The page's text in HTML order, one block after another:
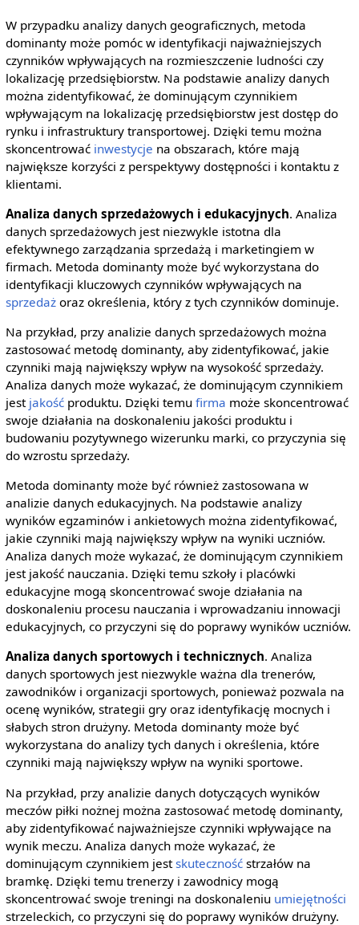
W przypadku analizy danych geograficznych, metoda
dominanty może pomóc w identyfikacji najważniejszych
czynników wpływających na rozmieszczenie ludności czy
lokalizację przedsiębiorstw. Na podstawie analizy danych
można zidentyfikować, że dominującym czynnikiem
wpływającym na lokalizację przedsiębiorstw jest dostęp do
rynku i infrastruktury transportowej. Dzięki temu można
skoncentrować inwestycje na obszarach, które mają
największe korzyści z perspektywy dostępności i kontaktu z
klientami.
Analiza danych sprzedażowych i edukacyjnych. Analiza
danych sprzedażowych jest niezwykle istotna dla
efektywnego zarządzania sprzedażą i marketingiem w
firmach. Metoda dominanty może być wykorzystana do
identyfikacji kluczowych czynników wpływających na
sprzedażoraz określenia, który z tych czynników dominuje.
Na przykład, przy analizie danych sprzedażowych można
zastosować metodę dominanty, aby zidentyfikować, jakie
czynniki mają największy wpływ na wysokość sprzedaży.
Analiza danych może wykazać, że dominującym czynnikiem
jest jakośćproduktu. Dzięki temu firma może skoncentrować
swoje działania na doskonaleniu jakości produktu i
budowaniu pozytywnego wizerunku marki, co przyczynia się
do wzrostu sprzedaży.
Metoda dominanty może być również zastosowana w
analizie danych edukacyjnych. Na podstawie analizy
wyników egzaminów i ankietowych można zidentyfikować,
jakie czynniki mają największy wpływ na wyniki uczniów.
Analiza danych może wykazać, że dominującym czynnikiem
jest jakość nauczania. Dzięki temu szkoły i placówki
edukacyjne mogą skoncentrować swoje działania na
doskonaleniu procesu nauczania i wprowadzaniu innowacji
edukacyjnych, co przyczyni się do poprawy wyników uczniów.
Analiza danych sportowych i technicznych. Analiza
danych sportowych jest niezwykle ważna dla trenerów,
zawodników i organizacji sportowych, ponieważ pozwala na
ocenę wyników, strategii gry oraz identyfikację mocnych i
słabych stron drużyny. Metoda dominanty może być
wykorzystana do analizy tych danych i określenia, które
czynniki mają największy wpływ na wyniki sportowe.
Na przykład, przy analizie danych dotyczących wyników
meczów piłki nożnej można zastosować metodę dominanty,
aby zidentyfikować najważniejsze czynniki wpływające na
wynik meczu. Analiza danych może wykazać, że
dominującym czynnikiem jestskutecznośćstrzałów na
bramkę. Dzięki temu trenerzy i zawodnicy mogą
skoncentrować swoje treningi na doskonaleniu umiejętności
strzeleckich, co przyczyni się do poprawy wyników drużyny.